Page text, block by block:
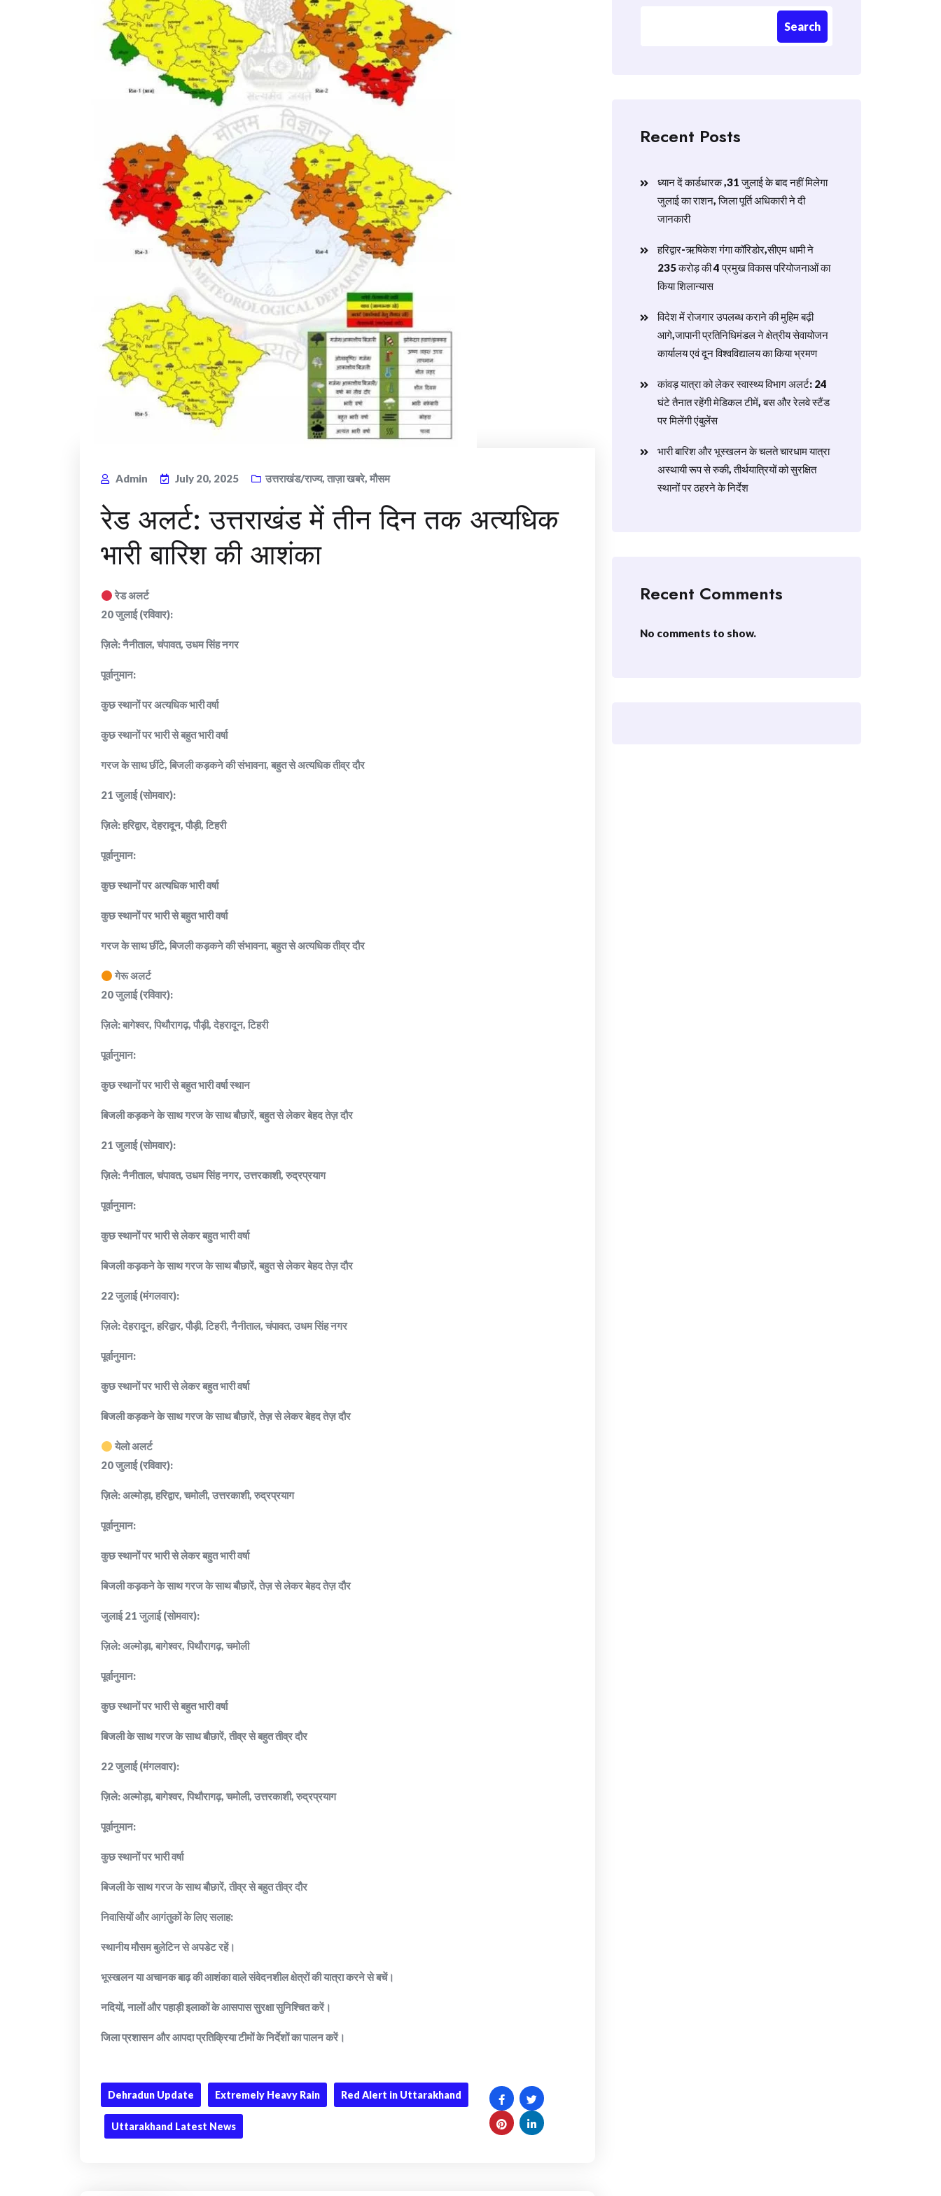
Admin July 20, 2025 उत्तराखंड/राज्य, ताज़ा खबरे, मौसम
रेड अलर्ट: उत्तराखंड में तीन दिन तक अत्यधिक
भारी बारिश की आशंका
रेड अलर्ट
20 जुलाई (रविवार):
ज़िले: नैनीताल, चंपावत, उधम सिंह नगर
पूर्वानुमान:
कुछ स्थानों पर अत्यधिक भारी वर्षा
कुछ स्थानों पर भारी से बहुत भारी वर्षा
गरज के साथ छींटे, बिजली कड़कने की संभावना, बहुत से अत्यधिक तीव्र दौर
21 जुलाई (सोमवार):
ज़िले: हरिद्वार, देहरादून, पौड़ी, टिहरी
पूर्वानुमान:
कुछ स्थानों पर अत्यधिक भारी वर्षा
कुछ स्थानों पर भारी से बहुत भारी वर्षा
गरज के साथ छींटे, बिजली कड़कने की संभावना, बहुत से अत्यधिक तीव्र दौर
गेरू अलर्ट
20 जुलाई (रविवार):
ज़िले: बागेश्वर, पिथौरागढ़, पौड़ी, देहरादून, टिहरी
पूर्वानुमान:
कुछ स्थानों पर भारी से बहुत भारी वर्षा स्थान
बिजली कड़कने के साथ गरज के साथ बौछारें, बहुत से लेकर बेहद तेज़ दौर
21 जुलाई (सोमवार):
ज़िले: नैनीताल, चंपावत, उधम सिंह नगर, उत्तरकाशी, रुद्रप्रयाग
पूर्वानुमान:
कुछ स्थानों पर भारी से लेकर बहुत भारी वर्षा
बिजली कड़कने के साथ गरज के साथ बौछारें, बहुत से लेकर बेहद तेज़ दौर
22 जुलाई (मंगलवार):
ज़िले: देहरादून, हरिद्वार, पौड़ी, टिहरी, नैनीताल, चंपावत, उधम सिंह नगर
पूर्वानुमान:
कुछ स्थानों पर भारी से लेकर बहुत भारी वर्षा
बिजली कड़कने के साथ गरज के साथ बौछारें, तेज़ से लेकर बेहद तेज़ दौर
येलो अलर्ट
20 जुलाई (रविवार):
ज़िले: अल्मोड़ा, हरिद्वार, चमोली, उत्तरकाशी, रुद्रप्रयाग
पूर्वानुमान:
कुछ स्थानों पर भारी से लेकर बहुत भारी वर्षा
बिजली कड़कने के साथ गरज के साथ बौछारें, तेज़ से लेकर बेहद तेज़ दौर
जुलाई 21 जुलाई (सोमवार):
ज़िले: अल्मोड़ा, बागेश्वर, पिथौरागढ़, चमोली
पूर्वानुमान:
कुछ स्थानों पर भारी से बहुत भारी वर्षा
बिजली के साथ गरज के साथ बौछारें, तीव्र से बहुत तीव्र दौर
22 जुलाई (मंगलवार):
ज़िले: अल्मोड़ा, बागेश्वर, पिथौरागढ़, चमोली, उत्तरकाशी, रुद्रप्रयाग
पूर्वानुमान:
कुछ स्थानों पर भारी वर्षा
बिजली के साथ गरज के साथ बौछारें, तीव्र से बहुत तीव्र दौर
निवासियों और आगंतुकों के लिए सलाह:
स्थानीय मौसम बुलेटिन से अपडेट रहें।
भूस्खलन या अचानक बाढ़ की आशंका वाले संवेदनशील क्षेत्रों की यात्रा करने से बचें।
नदियों, नालों और पहाड़ी इलाकों के आसपास सुरक्षा सुनिश्चित करें।
जिला प्रशासन और आपदा प्रतिक्रिया टीमों के निर्देशों का पालन करें।
Dehradun Update Extremely Heavy Rain Red Alert in Uttarakhand
Uttarakhand Latest News
Search
Recent Posts
ध्यान दें कार्डधारक ,31 जुलाई के बाद नहीं मिलेगा
जुलाई का राशन, जिला पूर्ति अधिकारी ने दी
जानकारी
हरिद्वार-ऋषिकेश गंगा कॉरिडोर,सीएम धामी ने
235 करोड़ की 4 प्रमुख विकास परियोजनाओं का
किया शिलान्यास
विदेश में रोजगार उपलब्ध कराने की मुहिम बढ़ी
आगे,जापानी प्रतिनिधिमंडल ने क्षेत्रीय सेवायोजन
कार्यालय एवं दून विश्वविद्यालय का किया भ्रमण
​कांवड़ यात्रा को लेकर स्वास्थ्य विभाग अलर्ट: 24
घंटे तैनात रहेंगी मेडिकल टीमें, बस और रेलवे स्टैंड
पर मिलेंगी एंबुलेंस
​भारी बारिश और भूस्खलन के चलते चारधाम यात्रा
अस्थायी रूप से रुकी, तीर्थयात्रियों को सुरक्षित
स्थानों पर ठहरने के निर्देश
Recent Comments
No comments to show.